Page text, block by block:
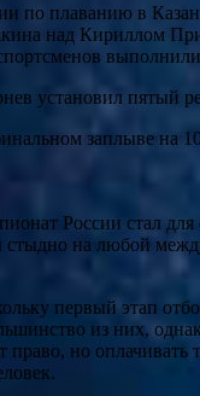
по плаванию в
над Кириллом
заплыве на
России стал
на любой
первый этап
из них,
но